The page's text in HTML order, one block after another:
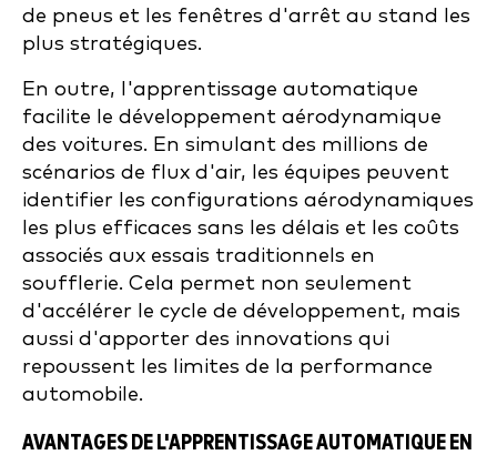
de pneus et les fenêtres d'arrêt au stand les
plus stratégiques.
En outre, l'apprentissage automatique
facilite le développement aérodynamique
des voitures. En simulant des millions de
scénarios de flux d'air, les équipes peuvent
identifier les configurations aérodynamiques
les plus efficaces sans les délais et les coûts
associés aux essais traditionnels en
soufflerie. Cela permet non seulement
d'accélérer le cycle de développement, mais
aussi d'apporter des innovations qui
repoussent les limites de la performance
automobile.
AVANTAGES DE L'APPRENTISSAGE AUTOMATIQUE EN